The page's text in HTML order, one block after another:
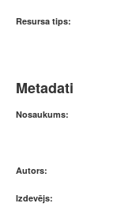
Resursa tips:
Metadati
Nosaukums:
Autors:
Izdevējs: